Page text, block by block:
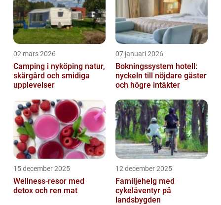
02 mars 2026
Camping i nyköping natur,
skärgård och smidiga
upplevelser
07 januari 2026
Bokningssystem hotell:
nyckeln till nöjdare gäster
och högre intäkter
15 december 2025
Wellness-resor med
detox och ren mat
12 december 2025
Familjehelg med
cykeläventyr på
landsbygden